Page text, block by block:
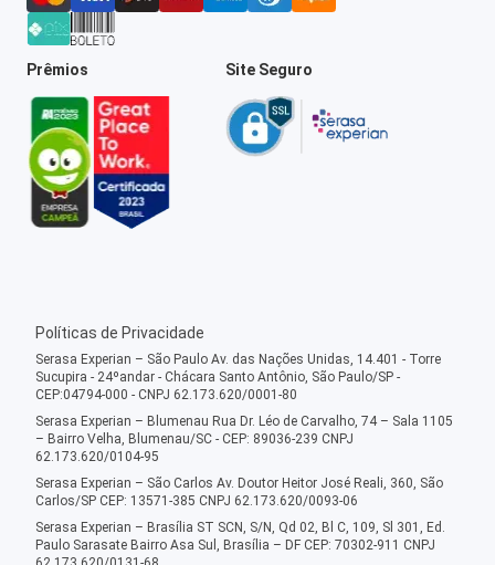
Prêmios Site Seguro
Políticas de Privacidade
Serasa Experian – São Paulo Av. das Nações Unidas, 14.401 - Torre
Sucupira - 24ºandar - Chácara Santo Antônio, São Paulo/SP -
CEP:04794-000 - CNPJ 62.173.620/0001-80
Serasa Experian – Blumenau Rua Dr. Léo de Carvalho, 74 – Sala 1105
– Bairro Velha, Blumenau/SC - CEP: 89036-239 CNPJ
62.173.620/0104-95
Serasa Experian – São Carlos Av. Doutor Heitor José Reali, 360, São
Carlos/SP CEP: 13571-385 CNPJ 62.173.620/0093-06
Serasa Experian – Brasília ST SCN, S/N, Qd 02, Bl C, 109, Sl 301, Ed.
Paulo Sarasate Bairro Asa Sul, Brasília – DF CEP: 70302-911 CNPJ